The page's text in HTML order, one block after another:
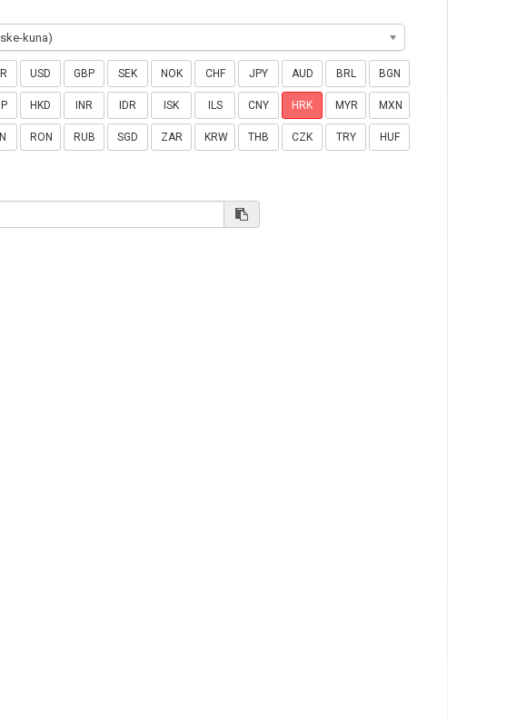
kuna)
USD GBP SEK NOK CHF JPY AUD BRL BGN
HKD INR IDR ISK ILS CNY HRK MYR MXN
RON RUB SGD ZAR KRW THB CZK TRY HUF